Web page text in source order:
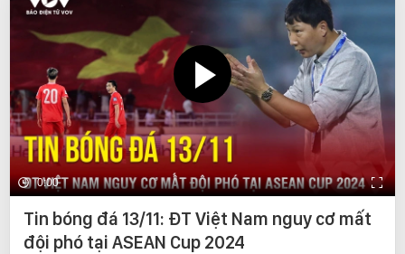
0:00
Tin bóng đá 13/11: ĐT Việt Nam nguy cơ mất
đội phó tại ASEAN Cup 2024